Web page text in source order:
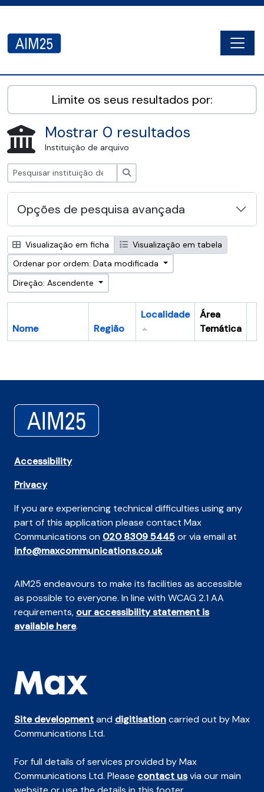
AIM25 - AtoM 2.8.2
Limite os seus resultados por:
Mostrar 0 resultados
Instituição de arquivo
Opções de pesquisa avançada
Visualização em ficha
Visualização em tabela
Ordenar por ordem: Data modificada
Direção: Ascendente
Nome Região
Localidade
Área
Temática
Accessibility
Privacy
If you are experiencing technical difficulties using any
part of this application please contact Max
Communications on 020 8309 5445or via email at
info@maxcommunications.co.uk
AIM25 endeavours to make its facilities as accessible
as possible to everyone. In line with WCAG 2.1 AA
requirements, our accessibility statement is
available here.
Site developmentand digitisationcarried out by Max
Communications Ltd.
For full details of services provided by Max
Communications Ltd. Please contact usvia our main